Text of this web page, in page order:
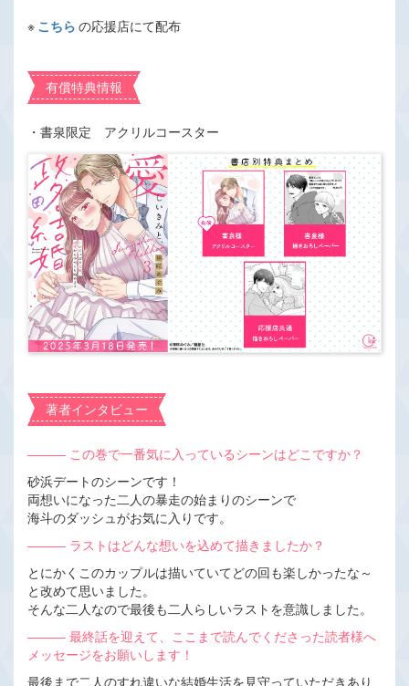
※ こちら の応援店にて配布
有償特典情報
・書泉限定 アクリルコースター
著者インタビュー
――― この巻で一番気に入っているシーンはどこですか？
砂浜デートのシーンです！
両想いになった二人の暴走の始まりのシーンで
海斗のダッシュがお気に入りです。
――― ラストはどんな想いを込めて描きましたか？
とにかくこのカップルは描いていてどの回も楽しかったな～
と改めて思いました。
そんな二人なので最後も二人らしいラストを意識しました。
――― 最終話を迎えて、ここまで読んでくださった読者様へ
メッセージをお願いします！
最後まで二人のすれ違いな結婚生活を見守っていただきあり